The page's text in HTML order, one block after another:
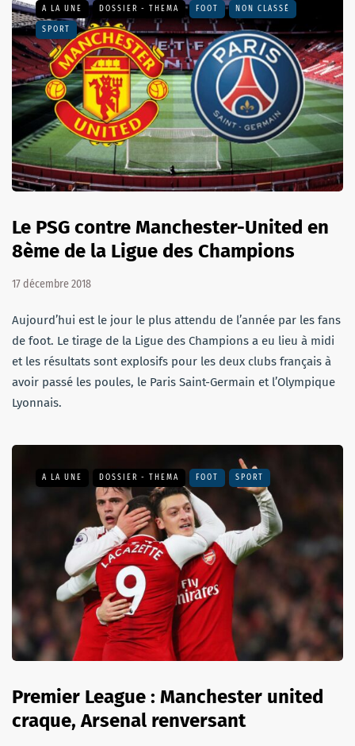
A LA UNE DOSSIER - THEMA FOOT NON CLASSÉ
SPORT
Le PSG contre Manchester-United en
8ème de la Ligue des Champions
17 décembre 2018
Aujourd’hui est le jour le plus attendu de l’année par les fans
de foot. Le tirage de la Ligue des Champions a eu lieu à midi
et les résultats sont explosifs pour les deux clubs français à
avoir passé les poules, le Paris Saint-Germain et l’Olympique
Lyonnais.
A LA UNE DOSSIER - THEMA FOOT SPORT
Premier League : Manchester united
craque, Arsenal renversant